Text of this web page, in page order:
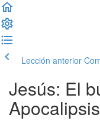
Lección anterior
Jesús: El
Apocalipsis